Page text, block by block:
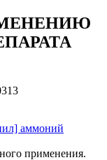
аммоний
применения.